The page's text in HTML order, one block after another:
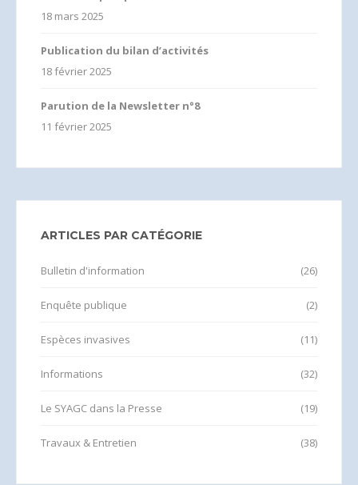
18 mars 2025
Publication du bilan d’activités
18 février 2025
Parution de la Newsletter n°8
11 février 2025
ARTICLES PAR CATÉGORIE
Bulletin d'information (26)
Enquête publique (2)
Espèces invasives (11)
Informations (32)
Le SYAGC dans la Presse (19)
Travaux & Entretien (38)